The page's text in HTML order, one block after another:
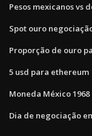
Pesos mexicanos vs
Spot ouro
Proporção de ouro
5 usd para ethereum
Moneda México 1968
Dia de negociação